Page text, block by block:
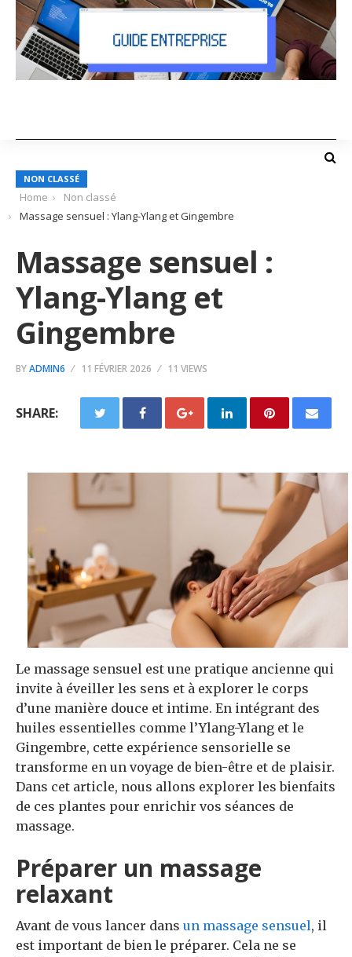
NON CLASSÉ
Home
Non classé
Massage sensuel : Ylang-Ylang et Gingembre
Massage sensuel :
Ylang-Ylang et
Gingembre
BYADMIN6 11 FÉVRIER 2026 11 VIEWS
SHARE:
Le massage sensuel est une pratique ancienne qui
invite à éveiller les sens et à explorer le corps
d’une manière douce et intime. En intégrant des
huiles essentielles comme l’Ylang-Ylang et le
Gingembre, cette expérience sensorielle se
transforme en un voyage de bien-être et de plaisir.
Dans cet article, nous allons explorer les bienfaits
de ces plantes pour enrichir vos séances de
massage.
Préparer un massage
relaxant
Avant de vous lancer dans un massage sensuel, il
est important de bien le préparer. Cela ne se